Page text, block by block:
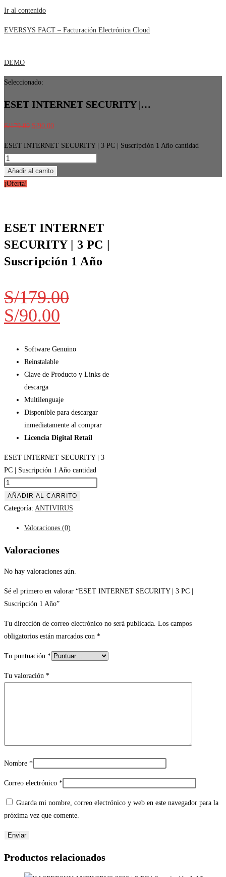
Ir al contenido
EVERSYS FACT – Facturación Electrónica Cloud
DEMO
Seleccionado:
ESET INTERNET SECURITY |…
S/179.00 S/90.00
ESET INTERNET SECURITY | 3 PC | Suscripción 1 Año cantidad
Añadir al carrito
¡Oferta!
ESET INTERNET
SECURITY | 3 PC |
Suscripción 1 Año
S/179.00
S/90.00
Software Genuino
Reinstalable
Clave de Producto y Links de
descarga
Multilenguaje
Disponible para descargar
inmediatamente al comprar
Licencia Digital Retail
ESET INTERNET SECURITY | 3
PC | Suscripción 1 Año cantidad
AÑADIR AL CARRITO
Categoría: ANTIVIRUS
Valoraciones (0)
Valoraciones
No hay valoraciones aún.
Sé el primero en valorar “ESET INTERNET SECURITY | 3 PC |
Suscripción 1 Año”
Tu dirección de correo electrónico no será publicada. Los campos
obligatorios están marcados con *
Tu puntuación *
Tu valoración *
Nombre *
Correo electrónico *
Guarda mi nombre, correo electrónico y web en este navegador para la
próxima vez que comente.
Productos relacionados